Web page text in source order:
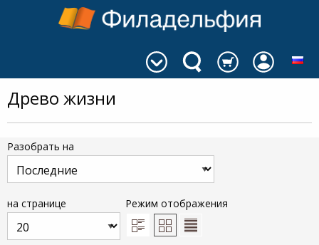
Древо жизни
Разобрать на
на странице Режим отображения